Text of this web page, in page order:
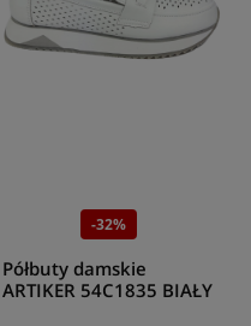
-32%
Półbuty damskie
ARTIKER 54C1835 BIAŁY